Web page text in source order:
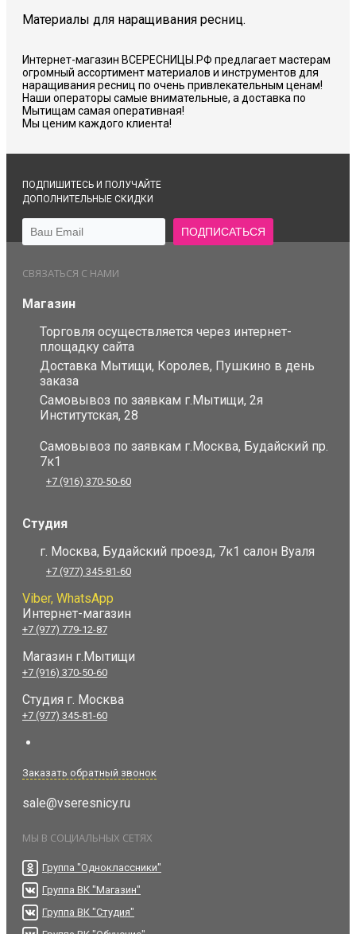
Материалы для наращивания ресниц.
Интернет-магазин ВСЕРЕСНИЦЫ.РФ предлагает мастерам
огромный ассортимент материалов и инструментов для
наращивания ресниц по очень привлекательным ценам!
Наши операторы самые внимательные, а доставка по
Мытищам самая оперативная!
Мы ценим каждого клиента!
ПОДПИШИТЕСЬ И ПОЛУЧАЙТЕ
ДОПОЛНИТЕЛЬНЫЕ СКИДКИ
СВЯЗАТЬСЯ С НАМИ
Магазин
Торговля осуществляется через интернет-
площадку сайта
Доставка Мытищи, Королев, Пушкино в день
заказа
Самовывоз по заявкам г.Мытищи, 2я
Институтская, 28
Самовывоз по заявкам г.Москва, Будайский пр.
7к1
+7 (916) 370-50-60
Студия
г. Москва, Будайский проезд, 7к1 салон Вуаля
+7 (977) 345-81-60
Viber, WhatsApp
Интернет-магазин
+7 (977) 779-12-87
Магазин г.Мытищи
+7 (916) 370-50-60
Студия г. Москва
+7 (977) 345-81-60
Заказать обратный звонок
sale@vseresnicy.ru
МЫ В СОЦИАЛЬНЫХ СЕТЯХ
Группа "Одноклассники"
Группа ВК "Магазин"
Группа ВК "Студия"